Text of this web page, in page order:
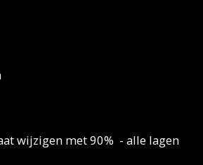
wijzigen met 90% - alle lagen